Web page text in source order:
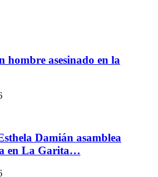
hombre asesinado en la
Damián asamblea
en La Garita…